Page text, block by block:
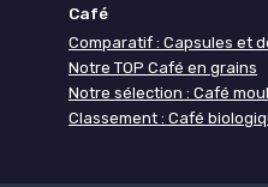
Café
Comparatif : Capsules et
Notre TOP Café en grains
Notre sélection : Café
Classement : Café